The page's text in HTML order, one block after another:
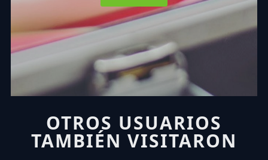
OTROS USUARIOS
TAMBIÉN VISITARON